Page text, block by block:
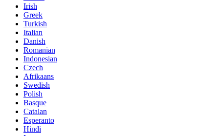
Irish
Greek
Turkish
Italian
Danish
Romanian
Indonesian
Czech
Afrikaans
Swedish
Polish
Basque
Catalan
Esperanto
Hindi